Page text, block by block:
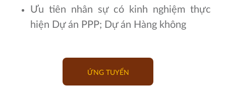
Ưu tiên nhân sự có kinh nghiệm thực
hiện Dự án PPP; Dự án Hàng không
ỨNG TUYỂN